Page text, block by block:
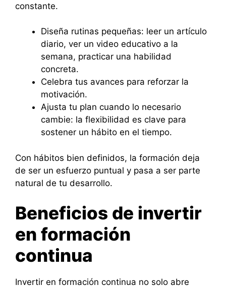
constante.
Diseña rutinas pequeñas: leer un artículo
diario, ver un video educativo a la
semana, practicar una habilidad
concreta.
Celebra tus avances para reforzar la
motivación.
Ajusta tu plan cuando lo necesario
cambie: la flexibilidad es clave para
sostener un hábito en el tiempo.
Con hábitos bien definidos, la formación deja
de ser un esfuerzo puntual y pasa a ser parte
natural de tu desarrollo.
Beneficios de invertir
en formación
continua
Invertir en formación continua no solo abre